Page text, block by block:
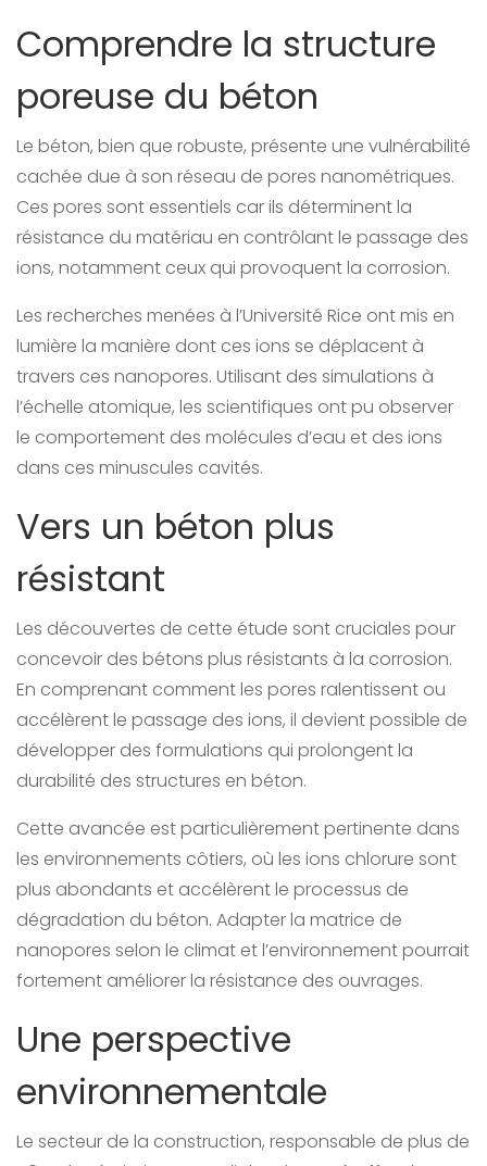
Comprendre la structure
poreuse du béton
Le béton, bien que robuste, présente une vulnérabilité
cachée due à son réseau de pores nanométriques.
Ces pores sont essentiels car ils déterminent la
résistance du matériau en contrôlant le passage des
ions, notamment ceux qui provoquent la corrosion.
Les recherches menées à l’Université Rice ont mis en
lumière la manière dont ces ions se déplacent à
travers ces nanopores. Utilisant des simulations à
l’échelle atomique, les scientifiques ont pu observer
le comportement des molécules d’eau et des ions
dans ces minuscules cavités.
Vers un béton plus
résistant
Les découvertes de cette étude sont cruciales pour
concevoir des bétons plus résistants à la corrosion.
En comprenant comment les pores ralentissent ou
accélèrent le passage des ions, il devient possible de
développer des formulations qui prolongent la
durabilité des structures en béton.
Cette avancée est particulièrement pertinente dans
les environnements côtiers, où les ions chlorure sont
plus abondants et accélèrent le processus de
dégradation du béton. Adapter la matrice de
nanopores selon le climat et l’environnement pourrait
fortement améliorer la résistance des ouvrages.
Une perspective
environnementale
Le secteur de la construction, responsable de plus de